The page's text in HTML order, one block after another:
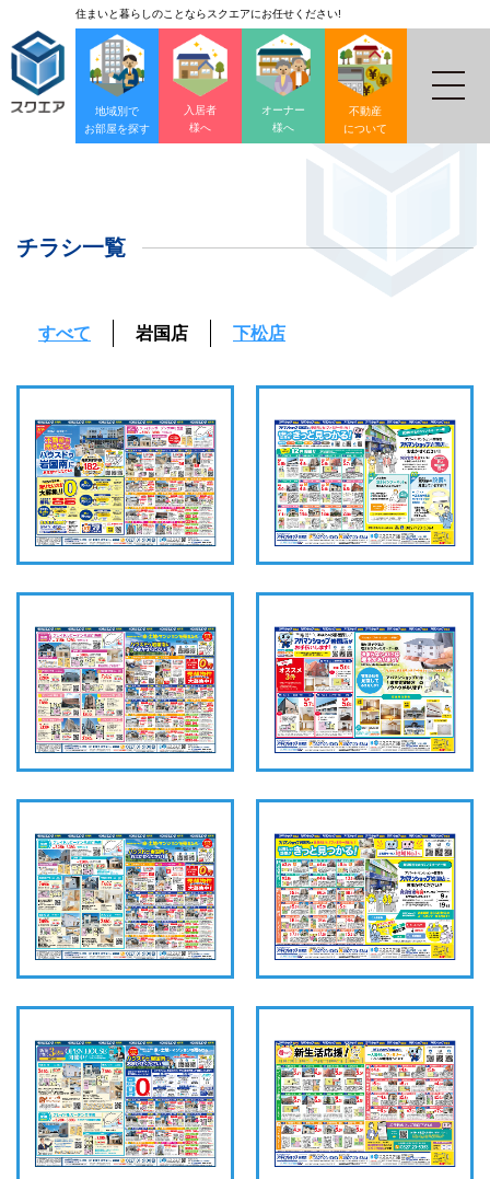
住まいと暮らしのことならスクエアにお任せください!
地域別で
お部屋を探す
入居者
様へ
オーナー
様へ
不動産
について
チラシ一覧
すべて 岩国店 下松店